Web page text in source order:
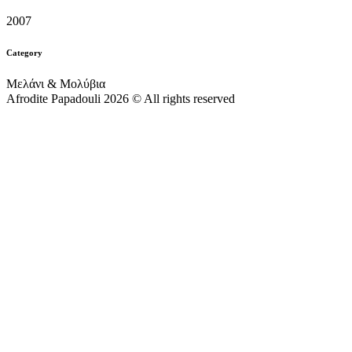
2007
Category
Μελάνι & Μολύβια
Afrodite Papadouli 2026 © All rights reserved